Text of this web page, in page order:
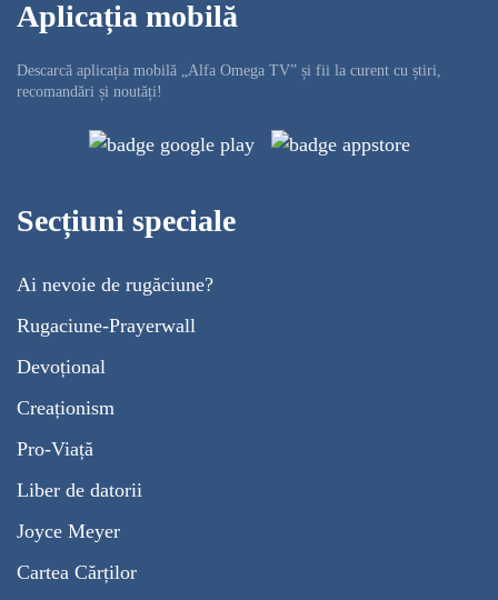
Aplicația mobilă
Descarcă aplicația mobilă „Alfa Omega TV” și fii la curent cu știri,
recomandări și noutăți!
Secțiuni speciale
Ai nevoie de rugăciune?
Rugaciune-Prayerwall
Devoțional
Creaționism
Pro-Viață
Liber de datorii
Joyce Meyer
Cartea Cărților